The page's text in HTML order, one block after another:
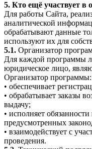
5. Кто ещё участвует в
Для работы Сайта,
аналитической
обрабатывают данные
используют их для
5.1. Организатор
Для каждой программы
юридическое лицо,
Организатор программы:
• обеспечивает
• обрабатывает заказы
выдачу;
• исполняет
предусмотренных
• взаимодействует с
проведения.